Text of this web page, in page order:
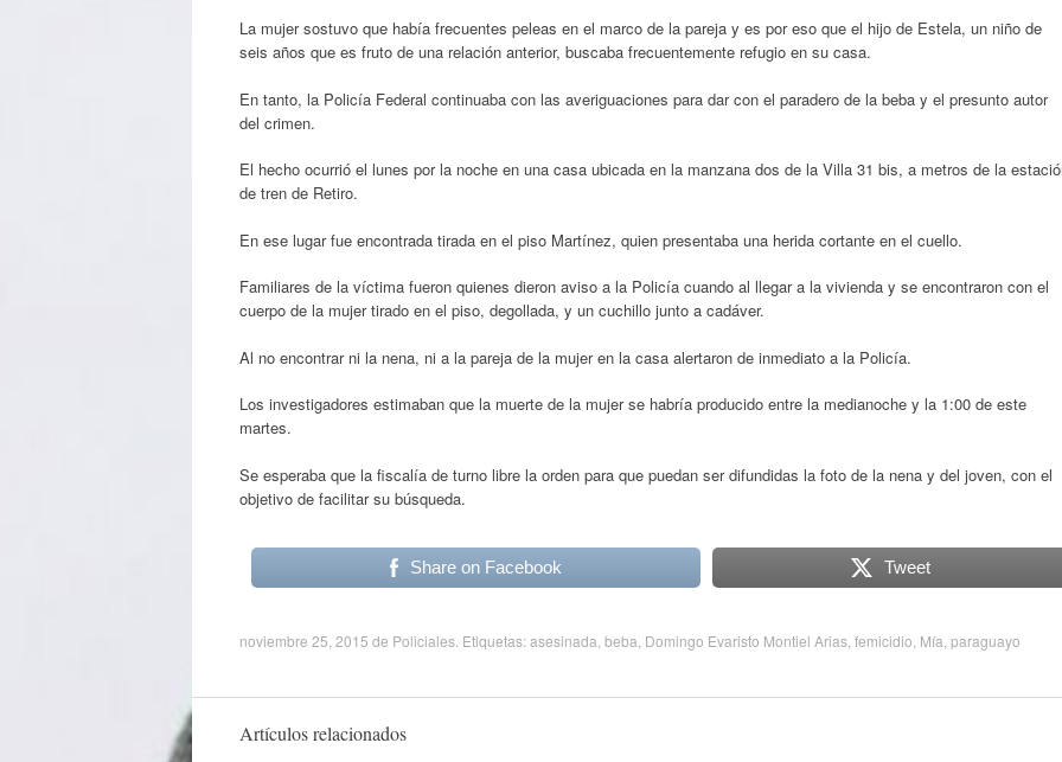
La mujer sostuvo que había frecuentes peleas en el marco de la pareja y es por eso que el hijo de Estela, un niño de
seis años que es fruto de una relación anterior, buscaba frecuentemente refugio en su casa.
En tanto, la Policía Federal continuaba con las averiguaciones para dar con el paradero de la beba y el presunto autor
del crimen.
El hecho ocurrió el lunes por la noche en una casa ubicada en la manzana dos de la Villa 31 bis, a metros de la
de tren de Retiro.
En ese lugar fue encontrada tirada en el piso Martínez, quien presentaba una herida cortante en el cuello.
Familiares de la víctima fueron quienes dieron aviso a la Policía cuando al llegar a la vivienda y se encontraron con el
cuerpo de la mujer tirado en el piso, degollada, y un cuchillo junto a cadáver.
Al no encontrar ni la nena, ni a la pareja de la mujer en la casa alertaron de inmediato a la Policía.
Los investigadores estimaban que la muerte de la mujer se habría producido entre la medianoche y la 1:00 de este
martes.
Se esperaba que la fiscalía de turno libre la orden para que puedan ser difundidas la foto de la nena y del joven, con el
objetivo de facilitar su búsqueda.
Share on Facebook Tweet
noviembre 25, 2015 de Policiales . Etiquetas:asesinada beba Domingo Evaristo Montiel Arias femicidio Mía paraguayo
Artículos relacionados